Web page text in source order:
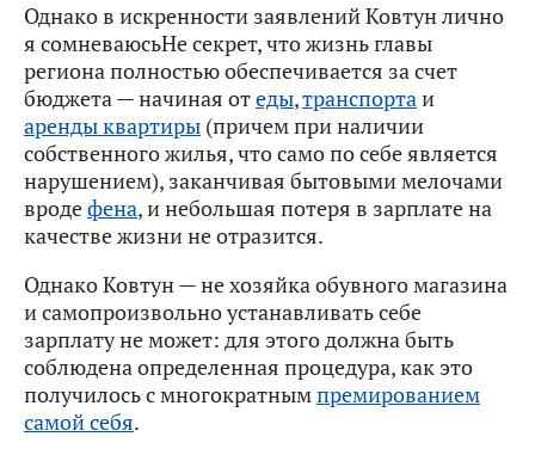
Однако в искренности заявлений Ковтун лично
я сомневаюсьНе секрет, что жизнь главы
региона полностью обеспечивается за счет
бюджета — начиная отеды,транспортаи
аренды квартиры (причем при наличии
собственного жилья, что само по себе является
нарушением), заканчивая бытовыми мелочами
вродефена, и небольшая потеря в зарплате на
качестве жизни не отразится.
Однако Ковтун — не хозяйка обувного магазина
и самопроизвольно устанавливать себе
зарплату не может: для этого должна быть
соблюдена определенная процедура, как это
получилось с многократнымпремированием
самой себя.